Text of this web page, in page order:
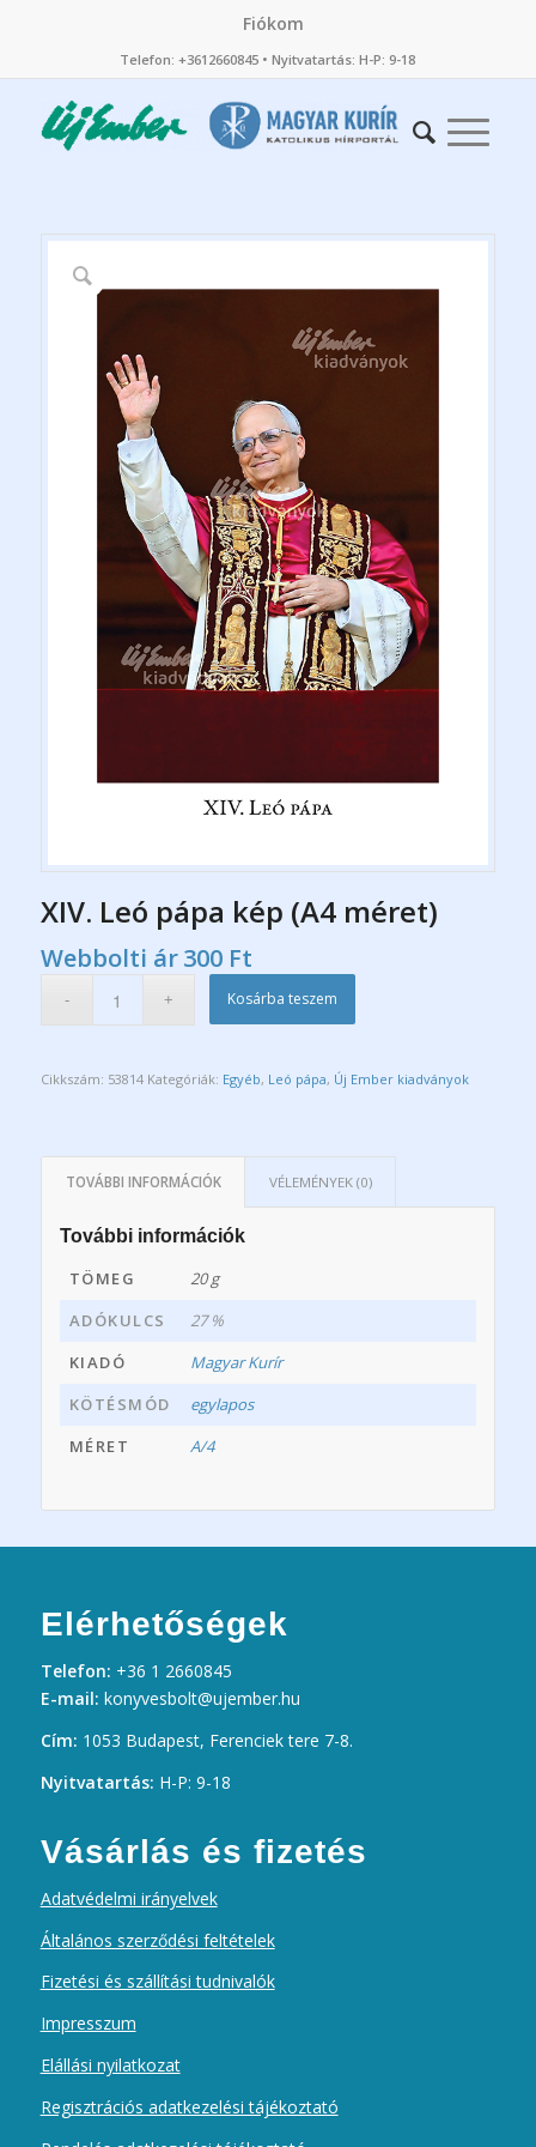
Fiókom
Telefon: +3612660845 • Nyitvatartás: H-P: 9-18
XIV. Leó pápa kép (A4 méret)
Webbolti ár 300 Ft
Kosárba teszem
Cikkszám: 53814 Kategóriák: Egyéb, Leó pápa, Új Ember kiadványok
TOVÁBBI INFORMÁCIÓK VÉLEMÉNYEK (0)
További információk
TÖMEG
20 g
ADÓKULCS
27 %
KIADÓ
Magyar Kurír
KÖTÉSMÓD
egylapos
MÉRET
A/4
Elérhetőségek
Telefon: +36 1 2660845
E-mail: konyvesbolt@ujember.hu
Cím: 1053 Budapest, Ferenciek tere 7-8.
Nyitvatartás: H-P: 9-18
Vásárlás és fizetés
Adatvédelmi irányelvek
Általános szerződési feltételek
Fizetési és szállítási tudnivalók
Impresszum
Elállási nyilatkozat
Regisztrációs adatkezelési tájékoztató